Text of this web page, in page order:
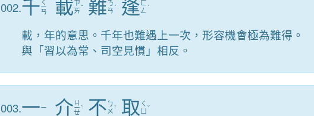
002.千 ㄑ
ㄧ
ㄢ 載ㄗ
ㄞˇ 難ㄋ
ㄢ ˊ 逢 ㄈ
ㄥ ˊ
載，年的意思。千年也難遇上一次，形容機會極為難得。
與「習以為常、司空見慣」相反。
003.一ㄧ 介 ㄐ
ㄧ
ㄝ
ˋ 不 ㄅ
ㄨ ˋ 取 ㄑ
ˇ